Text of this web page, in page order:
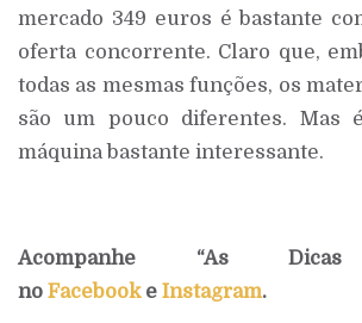
mercado 349 euros é bastante
oferta concorrente. Claro que,
todas as mesmas funções, os
são um pouco diferentes. Mas
máquina bastante interessante.
Acompanhe “As
no Facebooke Instagram.